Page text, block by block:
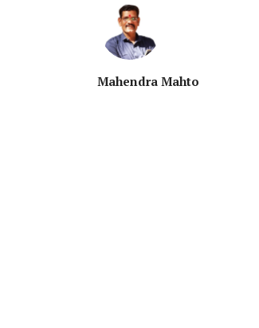
Mahendra Mahto